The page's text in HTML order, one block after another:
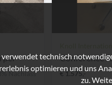
Nachlass
Conference
€ 1.575,-
technisch
optimieren und uns
zu.